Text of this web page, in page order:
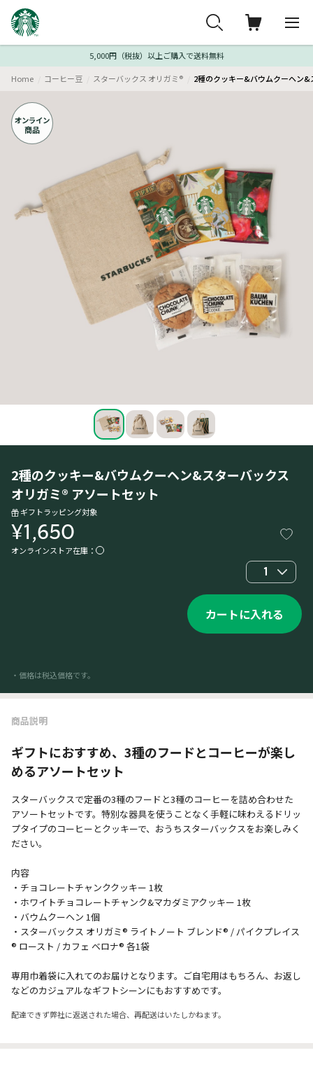
5,000円（税抜）以上ご購入で送料無料
Home コーヒー豆 スターバックス オリガミ® 2種のクッキー&バウムクーヘン
オンライン
商品
2種のクッキー&バウムクーヘン&スターバックス
オリガミ® アソートセット
ギフトラッピング対象
¥1,650
オンラインストア在庫：
1
カートに入れる
・価格は税込価格です。
商品説明
ギフトにおすすめ、3種のフードとコーヒーが楽し
めるアソートセット
スターバックスで定番の3種のフードと3種のコーヒーを詰め合わせた
アソートセットです。特別な器具を使うことなく手軽に味わえるドリッ
プタイプのコーヒーとクッキーで、おうちスターバックスをお楽しみく
ださい。
内容
・チョコレートチャンククッキー 1枚
・ホワイトチョコレートチャンク&マカダミアクッキー 1枚
・バウムクーヘン 1個
・スターバックス オリガミ® ライトノート ブレンド® / パイクプレイス
® ロースト / カフェ ベロナ® 各1袋
専用巾着袋に入れてのお届けとなります。ご自宅用はもちろん、お返し
などのカジュアルなギフトシーンにもおすすめです。
配達できず弊社に返送された場合、再配送はいたしかねます。